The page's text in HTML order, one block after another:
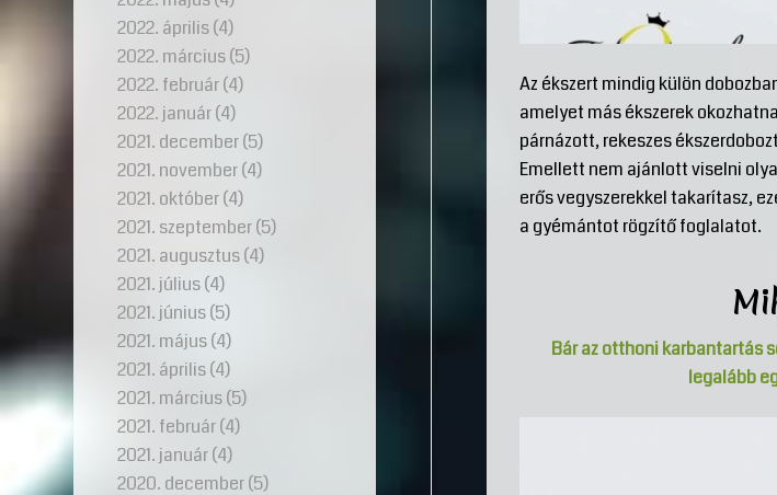
Az ékszert mindig külön
amelyet más ékszerek
párnázott, rekeszes
Emellett nem ajánlott viselni
erős vegyszerekkel takarítasz,
a gyémántot rögzítő foglalatot.
Bár az otthoni karbantartás
legalább
2022. április(4)
2022. március(5)
2022. február(4)
2022. január(4)
2021. december(5)
2021. november(4)
2021. október(4)
2021. szeptember(5)
2021. augusztus(4)
2021. július(4)
2021. június(5)
2021. május(4)
2021. április(4)
2021. március(5)
2021. február(4)
2021. január(4)
2020. december(5)